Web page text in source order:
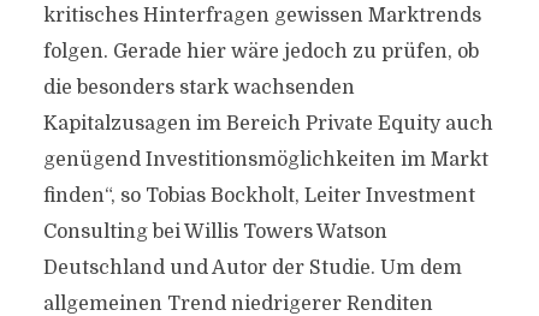
kritisches Hinterfragen gewissen Marktrends
folgen. Gerade hier wäre jedoch zu prüfen, ob
die besonders stark wachsenden
Kapitalzusagen im Bereich Private Equity auch
genügend Investitionsmöglichkeiten im Markt
finden“, so Tobias Bockholt, Leiter Investment
Consulting bei Willis Towers Watson
Deutschland und Autor der Studie. Um dem
allgemeinen Trend niedrigerer Renditen